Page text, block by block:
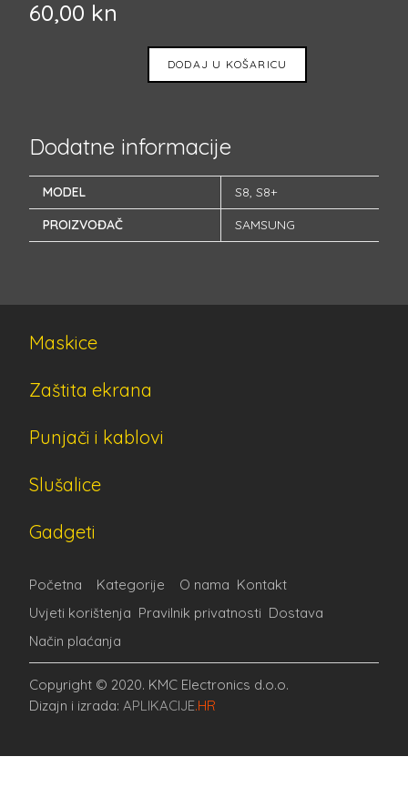
60,00 kn
DODAJ U KOŠARICU
Dodatne informacije
MODEL S8, S8+
PROIZVOĐAČ
SAMSUNG
Maskice
Zaštita ekrana
Punjači i kablovi
Slušalice
Gadgeti
Početna Kategorije O nama Kontakt
Uvjeti korištenja Pravilnik privatnosti Dostava
Način plaćanja
Copyright © 2020. KMC Electronics d.o.o.
Dizajn i izrada: APLIKACIJE.HR